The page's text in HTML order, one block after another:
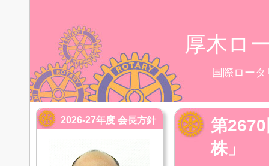
厚木ロ
国際ロー
第
株」
2026-27年度 会長方針